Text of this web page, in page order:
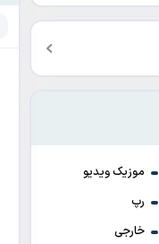
موزیک ویدیو
رپ
خارجی